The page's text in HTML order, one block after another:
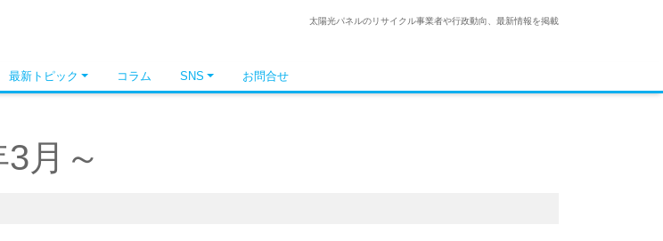
太陽光パネルのリサイクル事業者や行政動向、最新情報を掲載
最新トピック コラム SNS お問合せ
月～